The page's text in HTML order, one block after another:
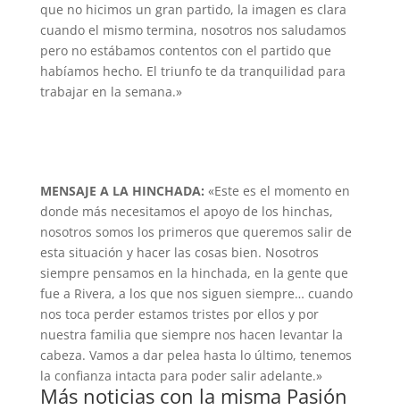
que no hicimos un gran partido, la imagen es clara
cuando el mismo termina, nosotros nos saludamos
pero no estábamos contentos con el partido que
habíamos hecho. El triunfo te da tranquilidad para
trabajar en la semana.»
MENSAJE A LA HINCHADA: «Este es el momento en
donde más necesitamos el apoyo de los hinchas,
nosotros somos los primeros que queremos salir de
esta situación y hacer las cosas bien. Nosotros
siempre pensamos en la hinchada, en la gente que
fue a Rivera, a los que nos siguen siempre… cuando
nos toca perder estamos tristes por ellos y por
nuestra familia que siempre nos hacen levantar la
cabeza. Vamos a dar pelea hasta lo último, tenemos
la confianza intacta para poder salir adelante.»
Más noticias con la misma Pasión